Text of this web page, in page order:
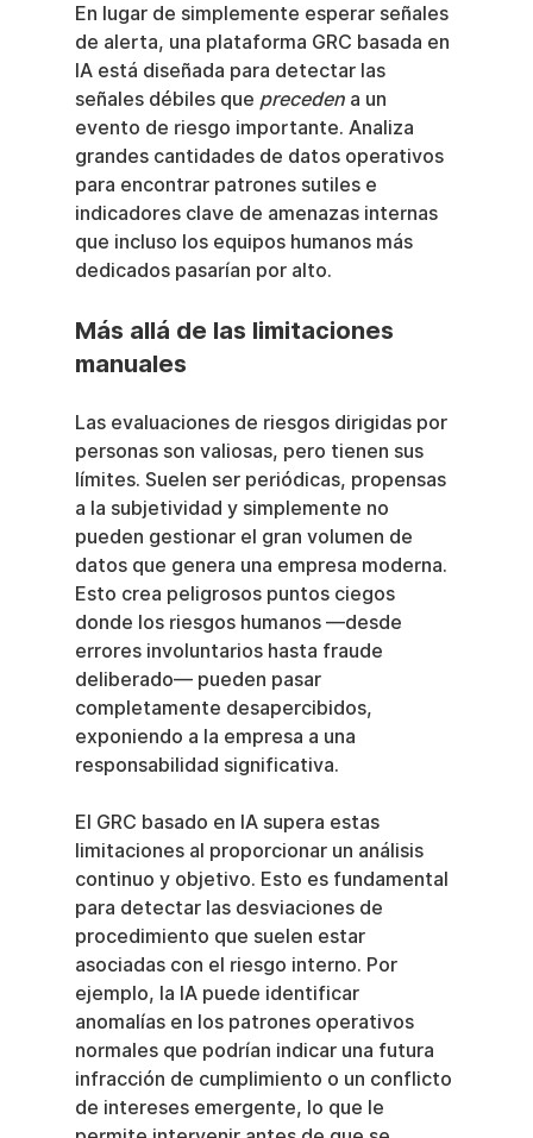
En lugar de simplemente esperar señales
de alerta, una plataforma GRC basada en
IA está diseñada para detectar las
señales débiles que preceden a un
evento de riesgo importante. Analiza
grandes cantidades de datos operativos
para encontrar patrones sutiles e
indicadores clave de amenazas internas
que incluso los equipos humanos más
dedicados pasarían por alto.
Más allá de las limitaciones
manuales
Las evaluaciones de riesgos dirigidas por
personas son valiosas, pero tienen sus
límites. Suelen ser periódicas, propensas
a la subjetividad y simplemente no
pueden gestionar el gran volumen de
datos que genera una empresa moderna.
Esto crea peligrosos puntos ciegos
donde los riesgos humanos —desde
errores involuntarios hasta fraude
deliberado— pueden pasar
completamente desapercibidos,
exponiendo a la empresa a una
responsabilidad significativa.
El GRC basado en IA supera estas
limitaciones al proporcionar un análisis
continuo y objetivo. Esto es fundamental
para detectar las desviaciones de
procedimiento que suelen estar
asociadas con el riesgo interno. Por
ejemplo, la IA puede identificar
anomalías en los patrones operativos
normales que podrían indicar una futura
infracción de cumplimiento o un conflicto
de intereses emergente, lo que le